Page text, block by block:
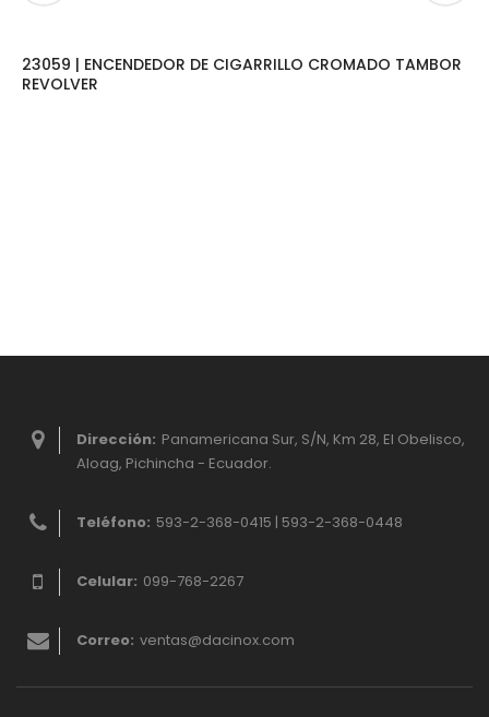
23059 | ENCENDEDOR DE CIGARRILLO CROMADO TAMBOR
REVOLVER
Dirección: Panamericana Sur, S/N, Km 28, El Obelisco,
Aloag, Pichincha - Ecuador.
Teléfono: 593-2-368-0415 | 593-2-368-0448
Celular: 099-768-2267
Correo: ventas@dacinox.com